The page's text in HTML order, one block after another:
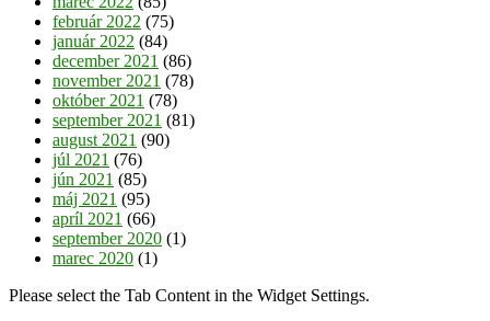
február 2022 (75)
január 2022 (84)
december 2021 (86)
november 2021 (78)
október 2021 (78)
september 2021 (81)
august 2021 (90)
júl 2021 (76)
jún 2021 (85)
máj 2021 (95)
apríl 2021 (66)
september 2020 (1)
marec 2020 (1)
Please select the Tab Content in the Widget Settings.